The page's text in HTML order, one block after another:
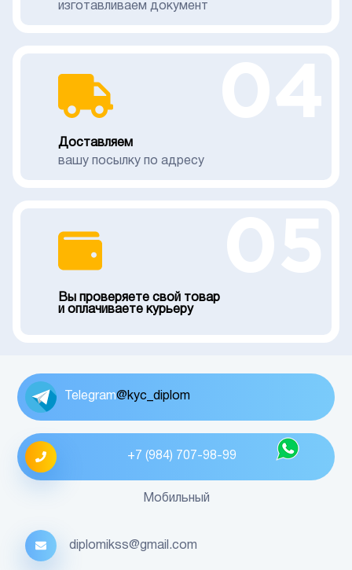
изготавливаем документ
Доставляем
вашу посылку по адресу
Вы проверяете свой товар
и оплачиваете курьеру
Telegram@kyc_diplom
+7 (984) 707-98-99
Мобильный
diplomikss@gmail.com